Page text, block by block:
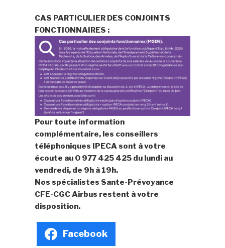
CAS PARTICULIER DES CONJOINTS
FONCTIONNAIRES :
Pour toute information
complémentaire, les conseillers
téléphoniques IPECAsont à votre
écoute au 0 977 425 425 du lundi au
vendredi, de 9h à 19h.
Nos spécialistes Sante-Prévoyance
CFE-CGC Airbus restent à votre
disposition.
Facebook